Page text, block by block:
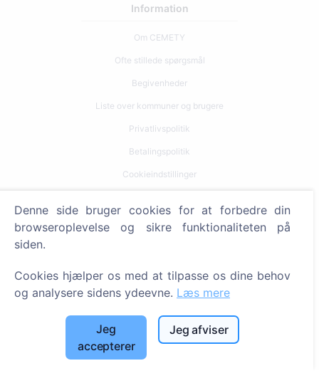
Information
Om CEMETY
Ofte stillede spørgsmål
Begivenheder
Liste over kommuner og brugere
Privatlivspolitik
Betalingspolitik
Cookieindstillinger
Søg
Søg efter afdøde
Tjenester
Kontakt
SIA "CEMETY", LV40103618951
Denne side bruger cookies for at forbedre din
browseroplevelse og sikre funktionaliteten på
siden.
Cookies hjælper os med at tilpasse os dine behov
og analysere sidens ydeevne. Læs mere
Jeg
accepterer
Jeg afviser